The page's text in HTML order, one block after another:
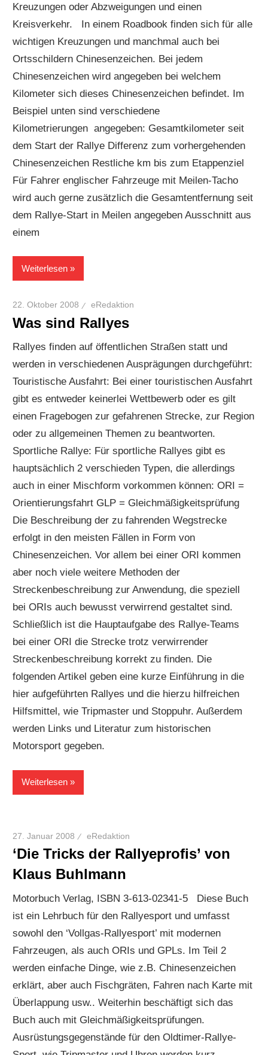
Kreuzungen oder Abzweigungen und einen
Kreisverkehr. In einem Roadbook finden sich für alle
wichtigen Kreuzungen und manchmal auch bei
Ortsschildern Chinesenzeichen. Bei jedem
Chinesenzeichen wird angegeben bei welchem
Kilometer sich dieses Chinesenzeichen befindet. Im
Beispiel unten sind verschiedene
Kilometrierungen angegeben: Gesamtkilometer seit
dem Start der Rallye Differenz zum vorhergehenden
Chinesenzeichen Restliche km bis zum Etappenziel
Für Fahrer englischer Fahrzeuge mit Meilen-Tacho
wird auch gerne zusätzlich die Gesamtentfernung seit
dem Rallye-Start in Meilen angegeben Ausschnitt aus
einem
Weiterlesen
22. Oktober 2008 eRedaktion
Was sind Rallyes
Rallyes finden auf öffentlichen Straßen statt und
werden in verschiedenen Ausprägungen durchgeführt:
Touristische Ausfahrt: Bei einer touristischen Ausfahrt
gibt es entweder keinerlei Wettbewerb oder es gilt
einen Fragebogen zur gefahrenen Strecke, zur Region
oder zu allgemeinen Themen zu beantworten.
Sportliche Rallye: Für sportliche Rallyes gibt es
hauptsächlich 2 verschieden Typen, die allerdings
auch in einer Mischform vorkommen können: ORI =
Orientierungsfahrt GLP = Gleichmäßigkeitsprüfung
Die Beschreibung der zu fahrenden Wegstrecke
erfolgt in den meisten Fällen in Form von
Chinesenzeichen. Vor allem bei einer ORI kommen
aber noch viele weitere Methoden der
Streckenbeschreibung zur Anwendung, die speziell
bei ORIs auch bewusst verwirrend gestaltet sind.
Schließlich ist die Hauptaufgabe des Rallye-Teams
bei einer ORI die Strecke trotz verwirrender
Streckenbeschreibung korrekt zu finden. Die
folgenden Artikel geben eine kurze Einführung in die
hier aufgeführten Rallyes und die hierzu hilfreichen
Hilfsmittel, wie Tripmaster und Stoppuhr. Außerdem
werden Links und Literatur zum historischen
Motorsport gegeben.
Weiterlesen
27. Januar 2008 eRedaktion
‘Die Tricks der Rallyeprofis’ von
Klaus Buhlmann
Motorbuch Verlag, ISBN 3-613-02341-5 Diese Buch
ist ein Lehrbuch für den Rallyesport und umfasst
sowohl den ‘Vollgas-Rallyesport’ mit modernen
Fahrzeugen, als auch ORIs und GPLs. Im Teil 2
werden einfache Dinge, wie z.B. Chinesenzeichen
erklärt, aber auch Fischgräten, Fahren nach Karte mit
Überlappung usw.. Weiterhin beschäftigt sich das
Buch auch mit Gleichmäßigkeitsprüfungen.
Ausrüstungsgegenstände für den Oldtimer-Rallye-